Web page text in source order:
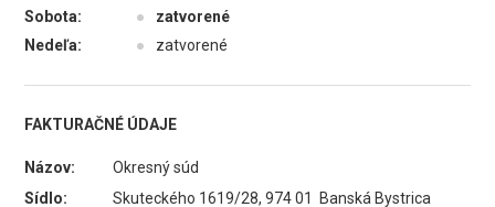
Sobota:
●
zatvorené
Nedeľa:
● zatvorené
FAKTURAČNÉ ÚDAJE
Názov:
Okresný súd
Sídlo:
Skuteckého 1619/28, 974 01 Banská Bystrica